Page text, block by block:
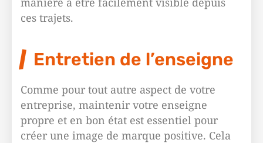
ces trajets.
Entretien de l’enseigne
Comme pour tout autre aspect de votre
entreprise, maintenir votre enseigne
propre et en bon état est essentiel pour
créer une image de marque positive. Cela